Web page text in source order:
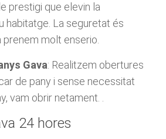
prestigi que elevin la
habitatge. La seguretat és
prenem molt enserio.
Gava: Realitzem obertures
de pany i sense necessitat
vam obrir netament. .
24 hores